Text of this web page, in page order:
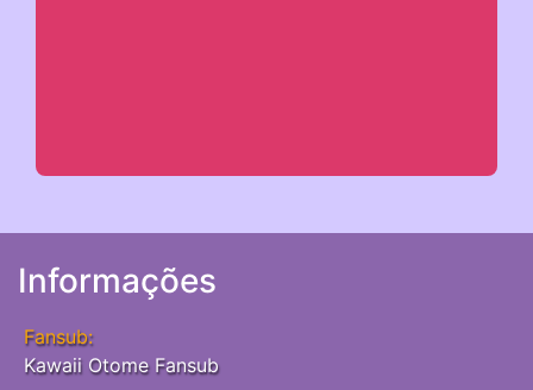
Informações
Fansub:
Kawaii Otome Fansub